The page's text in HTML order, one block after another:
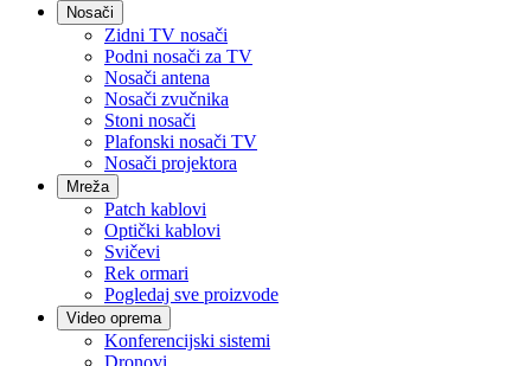
Nosači
Zidni TV nosači
Podni nosači za TV
Nosači antena
Nosači zvučnika
Stoni nosači
Plafonski nosači TV
Nosači projektora
Mreža
Patch kablovi
Optički kablovi
Svičevi
Rek ormari
Pogledaj sve proizvode
Video oprema
Konferencijski sistemi
Dronovi